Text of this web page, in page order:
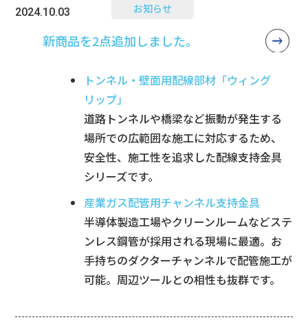
2024.10.03 お知らせ
新商品を2点追加しました。
トンネル・壁面用配線部材「ウィング
リップ」
道路トンネルや橋梁など振動が発生する
場所での広範囲な施工に対応するため、
安全性、施工性を追求した配線支持金具
シリーズです。
産業ガス配管用チャンネル支持金具
半導体製造工場やクリーンルームなどステ
ンレス鋼管が採用される現場に最適。お
手持ちのダクターチャンネルで配管施工が
可能。周辺ツールとの相性も抜群です。